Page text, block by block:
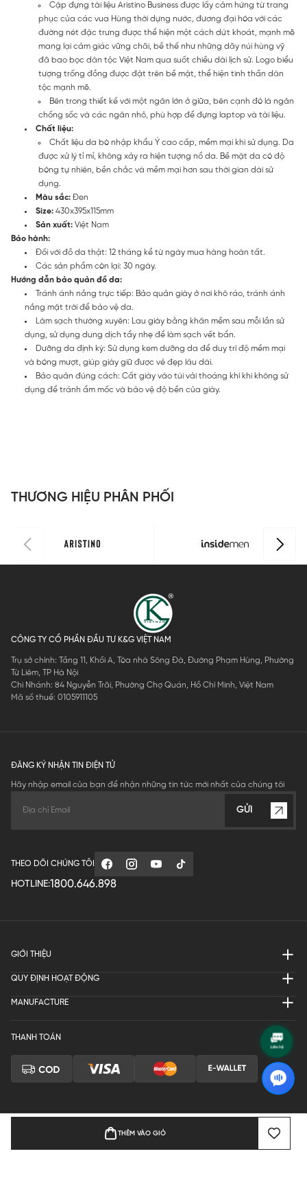
THÊM VÀO GIỎ
Cặp đựng tài liệu Aristino Business được lấy cảm hứng từ trang
phục của các vua Hùng thời dựng nước, đương đại hóa với các
đường nét đặc trưng được thể hiện một cách dứt khoát, mạnh mẽ
mang lại cảm giác vững chãi, bề thế như những dãy núi hùng vỹ
đã bao bọc dân tộc Việt Nam qua suốt chiều dài lịch sử. Logo biểu
tượng trống đồng được đặt trên bề mặt, thể hiện tinh thần dân
tộc mạnh mẽ.
Bên trong thiết kế với một ngăn lớn ở giữa, bên cạnh đó là ngăn
chống sốc và các ngăn nhỏ, phù hợp để đựng laptop và tài liệu.
Chất liệu:
Chất liệu da bò nhập khẩu Ý cao cấp, mềm mại khi sử dụng. Da
được xử lý tỉ mỉ, không xảy ra hiện tượng nổ da. Bề mặt da có độ
bóng tự nhiên, bền chắc và mềm mại hơn sau thời gian dài sử
dụng.
Màu sắc: Đen
Size: 430x395x115mm
Sản xuất: Việt Nam
Bảo hành:
Đối với đồ da thật: 12 tháng kể từ ngày mua hàng hoàn tất.
Các sản phẩm còn lại: 30 ngày.
Hướng dẫn bảo quản đồ da:
Tránh ánh nắng trực tiếp: Bảo quản giày ở nơi khô ráo, tránh ánh
nắng mặt trời để bảo vệ da.
Làm sạch thường xuyên: Lau giày bằng khăn mềm sau mỗi lần sử
dụng, sử dụng dung dịch tẩy nhẹ để làm sạch vết bẩn.
Dưỡng da định kỳ: Sử dụng kem dưỡng da để duy trì độ mềm mại
và bóng mượt, giúp giày giữ được vẻ đẹp lâu dài.
Bảo quản đúng cách: Cất giày vào túi vải thoáng khí khi không sử
dụng để tránh ẩm mốc và bảo vệ độ bền của giày.
THƯƠNG HIỆU PHÂN PHỐI
CÔNG TY CỔ PHẦN ĐẦU TƯ K&G VIỆT NAM
Trụ sở chính: Tầng 11, Khối A, Tòa nhà Sông Đà, Đường Phạm Hùng, Phường
Từ Liêm, TP Hà Nội
Chi Nhánh: 84 Nguyễn Trãi, Phường Chợ Quán, Hồ Chí Minh, Việt Nam
Mã số thuế: 0105911105
ĐĂNG KÝ NHẬN TIN ĐIỆN TỬ
Hãy nhập email của bạn để nhận những tin tức mới nhất của chúng tôi
GỬI
THEO DÕI CHÚNG TÔI
HOTLINE:1800.646.898
GIỚI THIỆU
QUY ĐỊNH HOẠT ĐỘNG
MANUFACTURE
THANH TOÁN
Bản quyền © 2024 KGVIETNAM